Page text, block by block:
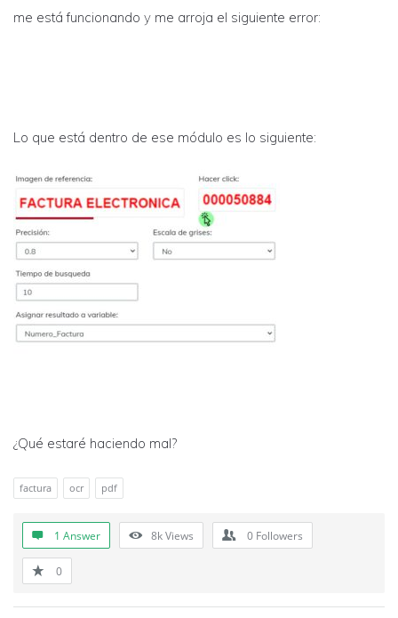
me está funcionando y me arroja el siguiente error:
Lo que está dentro de ese módulo es lo siguiente:
¿Qué estaré haciendo mal?
factura ocr pdf
1 Answer 8kViews 0 Followers
0